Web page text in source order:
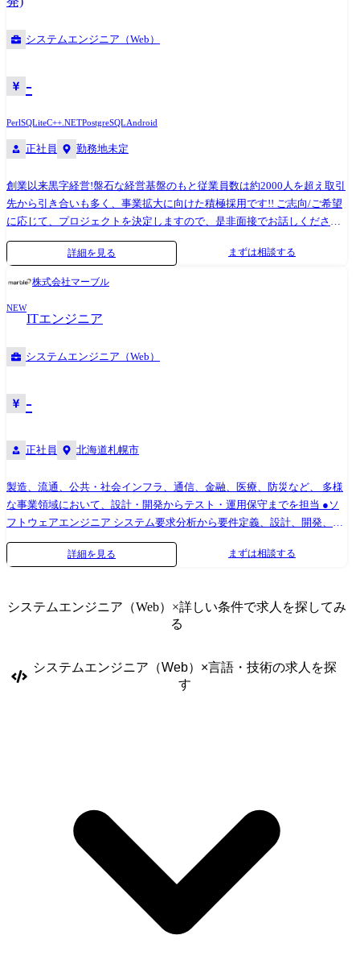
様々な企業と安定的な取引を行っております。当社社員は、プロダクシ
し、1つの会社に長年いては実現できない多彩なスキルやノウハウを身に
システムエンジニア（Web）
-
PerlSQLiteC++ .NETPostgreSQLAndroid
正社員 勤務地未定
創業以来黒字経営!盤石な経営基盤のもと従業員数は約2000人を超え取引
先から引き合いも多く、事業拡大に向けた積極採用です!! ご志向/ご希望
に応じて、プロジェクトを決定しますので、是非面接でお話しください!
●取引業界 ・製造メーカー、通信キャリア、金融、流通、官公庁 等 ●
Access 等 ●プロジェクト例 ・システム要件定義・設計(上流)SE ・シス
テム実装・テスト(下流)PG ※ご志向・ご希望に応じて、プロジェクトを
決定します ※地元密着主義のため、地元の大手企業でのプロジェクトを
前提としています。
詳細を見る まずは相談する
株式会社マーブル
NEW
ITエンジニア
システムエンジニア（Web）
-
正社員 北海道札幌市
製造、流通、公共・社会インフラ、通信、金融、医療、防災など、 多様
な事業領域において、設計・開発からテスト・運用保守までを担当 ●ソ
フトウェアエンジニア システム要求分析から要件定義、設計、開発、テ
スト、運用・保守まで、 上流工程から一貫して携わり、技術力を活かし
て課題解決に貢献します。 ●ハードウェアエンジニア 自動車、家電製
成まで、ハードウェア開発の 各工程に幅広く関与します。 ●インフラエ
ンジニア ネットワーク、サーバー、セキュリティ、クラウドなどのイン
製造 物流管理システム、在庫管理システム ・金融 銀行オンラインシ
ステム、ATM、クレジット基幹システム ・官公庁/自治体 人事評価シ
詳細を見る まずは相談する
システムエンジニア（Web） ×詳しい条件で求人を探してみ
る
システムエンジニア（Web） ×言語・技術の求人を探
す